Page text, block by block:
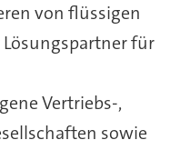
von flüssigen
für
Vertriebs-,
sowie